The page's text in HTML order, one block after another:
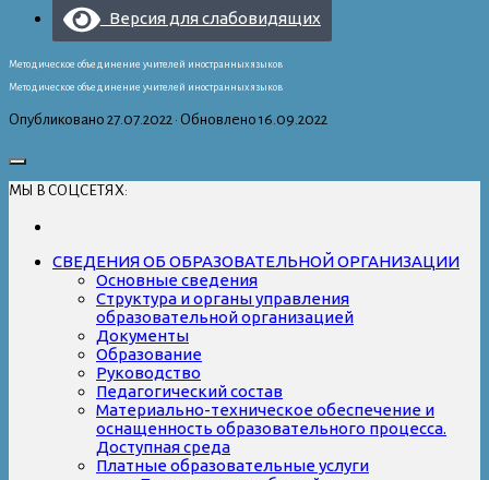
Версия для слабовидящих
Методическое объединение учителей иностранных языков
Методическое объединение учителей иностранных языков
Опубликовано 27.07.2022 · Обновлено 16.09.2022
МЫ В СОЦСЕТЯХ:
СВЕДЕНИЯ ОБ ОБРАЗОВАТЕЛЬНОЙ ОРГАНИЗАЦИИ
Основные сведения
Структура и органы управления
образовательной организацией
Документы
Образование
Руководство
Педагогический состав
Материально-техническое обеспечение и
оснащенность образовательного процесса.
Доступная среда
Платные образовательные услуги